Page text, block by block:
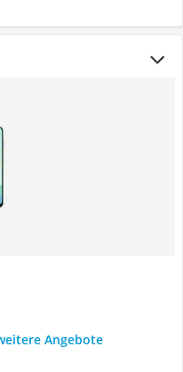
Angebote